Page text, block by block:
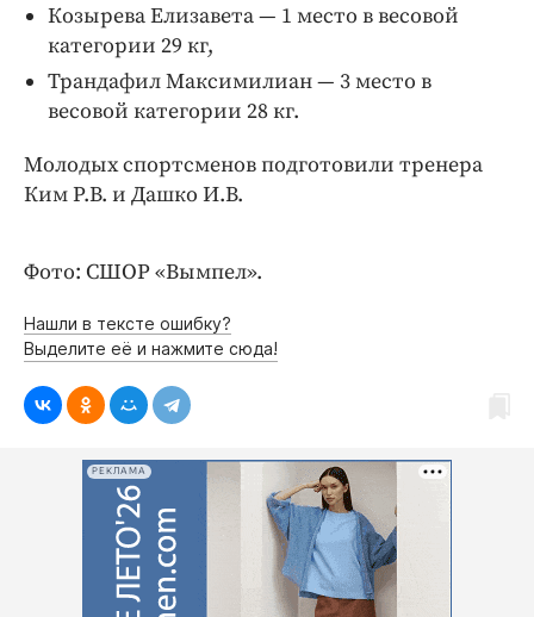
Бренд года
Работодатель года
Козырева Елизавета — 1 место в весовой
категории 29 кг,
Трандафил Максимилиан — 3 место в
весовой категории 28 кг.
Молодых спортсменов подготовили тренера
Ким Р.В. и Дашко И.В.
Фото: СШОР «Вымпел».
Нашли в тексте ошибку?
Выделите её и нажмите сюда!
РЕКЛАМА